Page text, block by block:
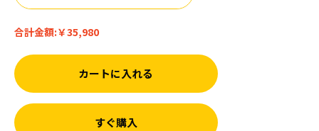
合計金額:￥35,980
カートに入れる
すぐ購入